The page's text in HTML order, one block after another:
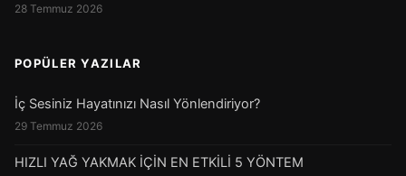
28 Temmuz 2026
POPÜLER YAZILAR
İç Sesiniz Hayatınızı Nasıl Yönlendiriyor?
29 Temmuz 2026
HIZLI YAĞ YAKMAK İÇİN EN ETKİLİ 5 YÖNTEM